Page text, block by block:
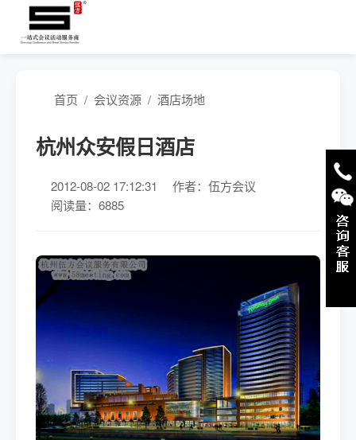
首页 / 会议资源 / 酒店场地
杭州众安假日酒店
2012-08-02 17:12:31
作者：伍方会议
阅读量：6885